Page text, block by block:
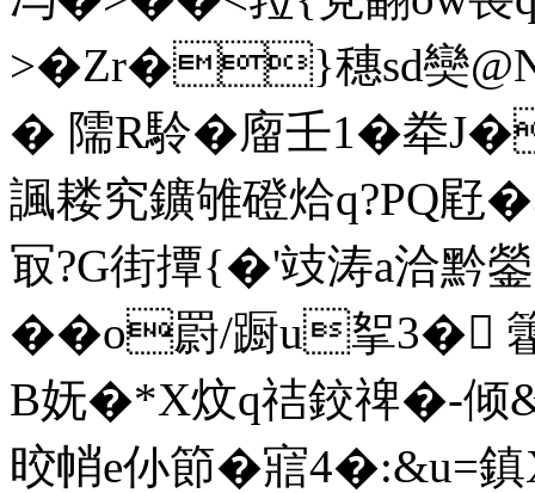
>�Zr�}穗sd奱
� 隭R駖�廇壬1�
諷耧究鑛雊磴烚q?PQ屘
冣?G街撢{�'攱涛a洽
��o罻/蹰u挐3�
B妩�*X炆q祮鉸禆�-倾
晈帩e仦節�寣4�:&u=